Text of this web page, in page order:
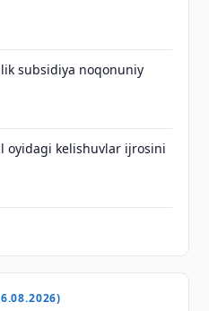
subsidiya noqonuniy
oyidagi kelishuvlar ijrosini